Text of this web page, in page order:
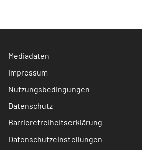
Mediadaten
Impressum
Nutzungsbedingungen
Datenschutz
Barrierefreiheitserklärung
Datenschutzeinstellungen